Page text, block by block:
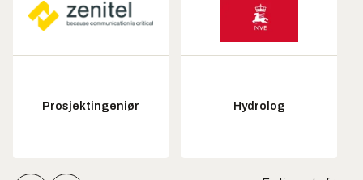
Prosjektingeniør Hydrolog